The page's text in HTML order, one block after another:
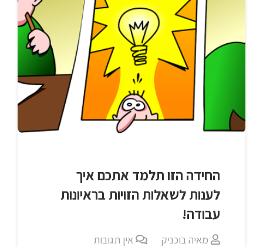
החידה הזו תלמד אתכם איך
לענות לשאלות הזויות בראיונות
עבודה!
מאיה בוכניק אין תגובות